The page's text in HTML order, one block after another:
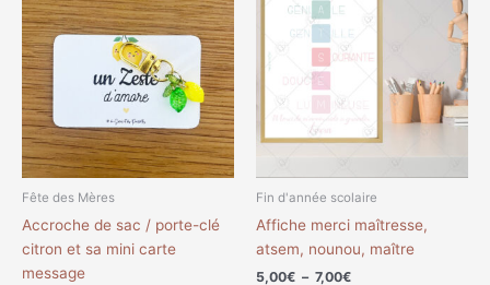
Fête des Mères
Accroche de sac / porte-clé
citron et sa mini carte
message
Fin d'année scolaire
Affiche merci maîtresse,
atsem, nounou, maître
5,00€ – 7,00€
5,00€
7,00€
variations.
Les
options
la